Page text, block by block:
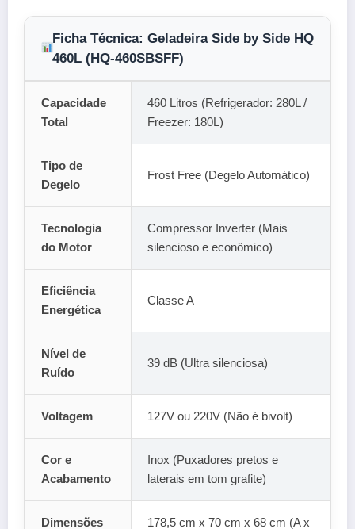
Ficha Técnica: Geladeira Side by Side HQ
460L (HQ-460SBSFF)
Capacidade
Total
460 Litros (Refrigerador: 280L /
Freezer: 180L)
Tipo de
Degelo
Frost Free (Degelo Automático)
Tecnologia
do Motor
Compressor Inverter (Mais
silencioso e econômico)
Eficiência
Energética
Classe A
Nível de
Ruído
39 dB (Ultra silenciosa)
Voltagem 127V ou 220V (Não é bivolt)
Cor e
Acabamento
Inox (Puxadores pretos e
laterais em tom grafite)
Dimensões 178,5 cm x 70 cm x 68 cm (A x